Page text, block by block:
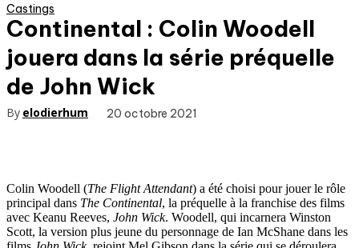
Castings
Continental : Colin Woodell
jouera dans la série préquelle
de John Wick
By elodierhum 20 octobre 2021
Colin Woodell (The Flight Attendant) a été choisi pour jouer le rôle
principal dans The Continental, la préquelle à la franchise des films
avec Keanu Reeves, John Wick. Woodell, qui incarnera Winston
Scott, la version plus jeune du personnage de Ian McShane dans les